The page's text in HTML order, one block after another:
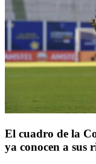
El cuadro de la
ya conocen a sus